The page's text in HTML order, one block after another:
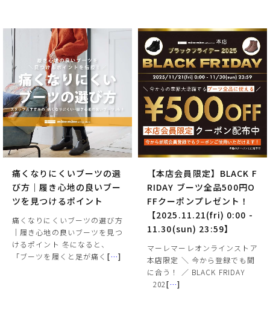
痛くなりにくいブーツの選
び方｜履き心地の良いブー
ツを見つけるポイント
痛くなりにくいブーツの選び方
｜履き心地の良いブーツを見つ
けるポイント 冬になると、
「ブーツを履くと足が痛く […]
【本店会員限定】BLACK F
RIDAY ブーツ全品500円O
FFクーポンプレゼント！
【2025.11.21(fri) 0:00 -
11.30(sun) 23:59】
マーレマーレオンラインストア
本店限定 ＼ 今から登録でも間
に合う！ ／ BLACK FRIDAY
⠀202[…]